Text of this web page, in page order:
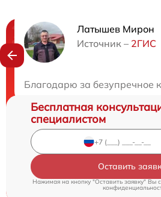
Латышев Мирон
Источник – 2ГИС
Благодарю за безупречное
Нужна
Бесплатная
специалистом
Оставить
Нажимая на кнопку "Оставить заявку" Вы